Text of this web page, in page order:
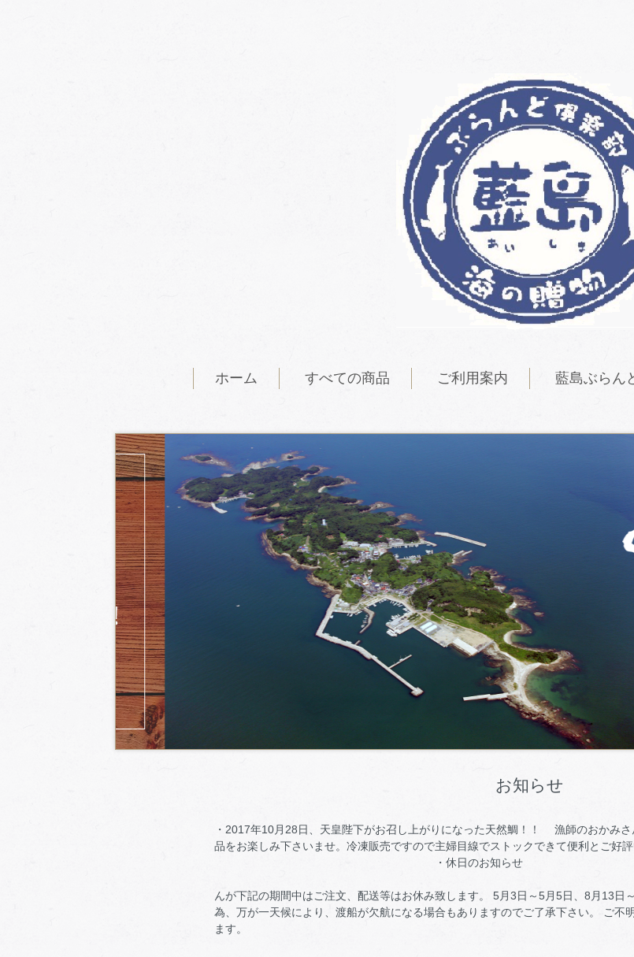
ホーム すべての商品 ご利用案内 藍島ぶらん
お知らせ
・2017年10月28日、天皇陛下がお召し上がりになった天然鯛！！ 漁師のおかみ
品をお楽しみ下さいませ。冷凍販売ですので主婦目線でストックできて便利とご好評
・休日のお知らせ
申し訳ござ
んが下記の期間中はご注文、配送等はお休み致します。 5月3日～5月5日、8月13
為、万が一天候により、渡船が欠航になる場合もありますのでご了承下さい。 ご不
ます。